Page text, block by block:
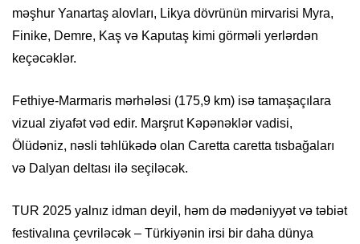
məşhur Yanartaş alovları, Likya dövrünün mirvarisi Myra,
Finike, Demre, Kaş və Kaputaş kimi görməli yerlərdən
keçəcəklər.
Fethiye-Marmaris mərhələsi (175,9 km) isə tamaşaçılara
vizual ziyafət vəd edir. Marşrut Kəpənəklər vadisi,
Ölüdəniz, nəsli təhlükədə olan Caretta caretta tısbağaları
və Dalyan deltası ilə seçiləcək.
TUR 2025 yalnız idman deyil, həm də mədəniyyət və təbiət
festivalına çevriləcək – Türkiyənin irsi bir daha dünya